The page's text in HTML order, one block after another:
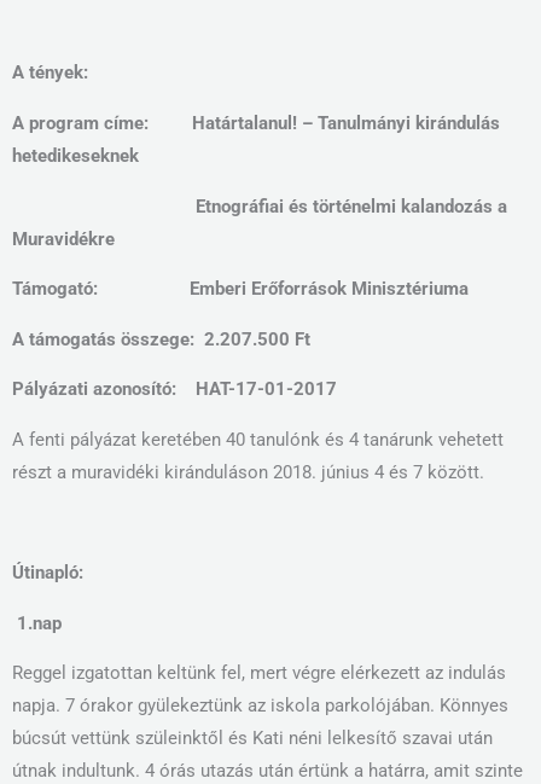
A tények:
A program címe: Határtalanul! – Tanulmányi kirándulás
hetedikeseknek
Etnográfiai és történelmi kalandozás a
Muravidékre
Támogató: Emberi Erőforrások Minisztériuma
A támogatás összege: 2.207.500 Ft
Pályázati azonosító: HAT-17-01-2017
A fenti pályázat keretében 40 tanulónk és 4 tanárunk vehetett
részt a muravidéki kiránduláson 2018. június 4 és 7 között.
Útinapló:
1.nap
Reggel izgatottan keltünk fel, mert végre elérkezett az indulás
napja. 7 órakor gyülekeztünk az iskola parkolójában. Könnyes
búcsút vettünk szüleinktől és Kati néni lelkesítő szavai után
útnak indultunk. 4 órás utazás után értünk a határra, amit szinte